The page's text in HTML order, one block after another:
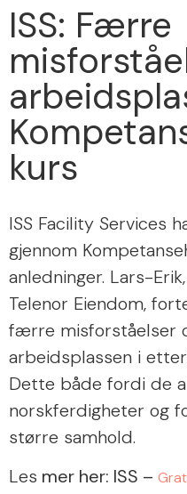
ISS: Færre
kurs
ISS Facility Services
gjennom
anledninger. Lars-
Telenor Eiendom,
færre misforståelser
arbeidsplassen i
Dette både fordi de
norskferdigheter og
større samhold.
Les mer her: ISS –